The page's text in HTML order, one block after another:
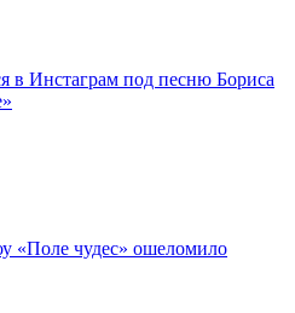
в Инстаграм под песню Бориса
«Поле чудес» ошеломило